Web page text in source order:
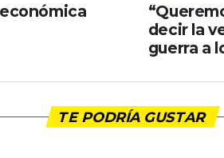
decir la
guerra a
TE PODRÍA GUSTAR